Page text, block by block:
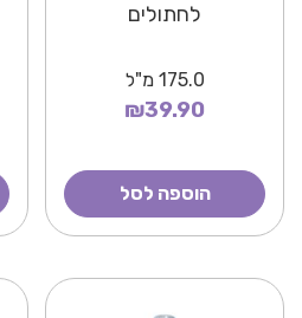
לחתולים
175.0 מ"ל
₪39.90
הוספה לסל